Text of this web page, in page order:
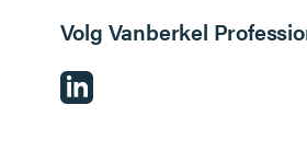
Volg Vanberkel